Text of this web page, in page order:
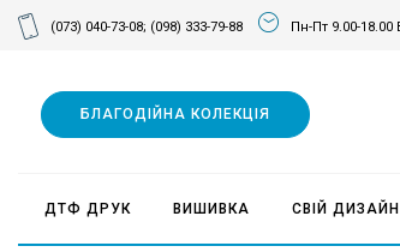
(073) 040-73-08; (098) 333-79-88 Пн-Пт 9.00-
БЛАГОДІЙНА КОЛЕКЦІЯ
ДТФ ДРУК ВИШИВКА СВІЙ ДИЗАЙН